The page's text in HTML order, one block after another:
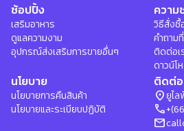
ช้อปปิ้ง
เสริมอาหาร
ดูแลความงาม
อุปกรณ์ส่งเสริมการขายอื่นๆ
ความ
วิธีสั่ง
คำถาม
ติดต่อเ
ดาวน์โ
นโยบาย
นโยบายการคืนสินค้า
นโยบายและระเบียบปฏิบัติ
ติดต่อ
location_onยูไ
phone
mail